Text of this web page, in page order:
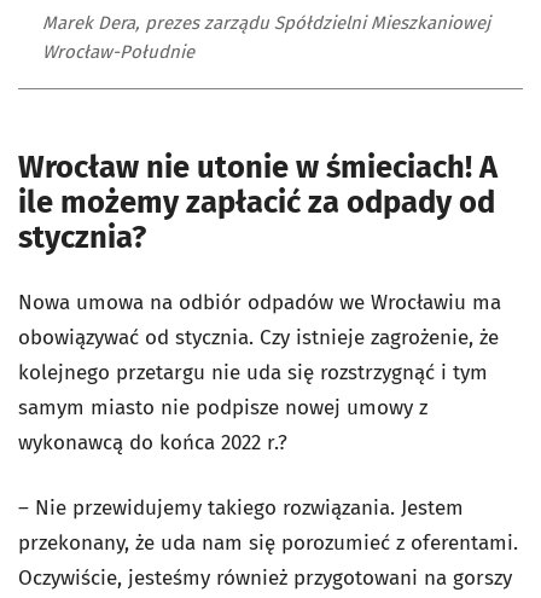
Marek Dera, prezes zarządu Spółdzielni Mieszkaniowej
Wrocław-Południe
Wrocław nie utonie w śmieciach! A
ile możemy zapłacić za odpady od
stycznia?
Nowa umowa na odbiór odpadów we Wrocławiu ma
obowiązywać od stycznia. Czy istnieje zagrożenie, że
kolejnego przetargu nie uda się rozstrzygnąć i tym
samym miasto nie podpisze nowej umowy z
wykonawcą do końca 2022 r.?
– Nie przewidujemy takiego rozwiązania. Jestem
przekonany, że uda nam się porozumieć z oferentami.
Oczywiście, jesteśmy również przygotowani na gorszy